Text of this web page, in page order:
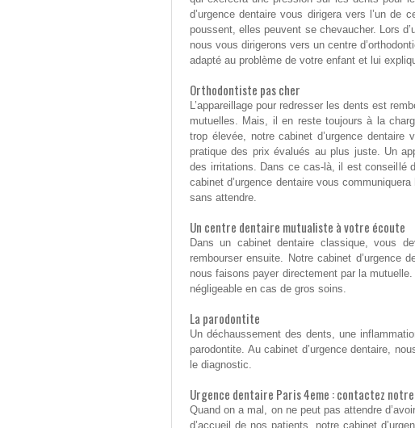
d’urgence dentaire vous dirigera vers l’un de
poussent, elles peuvent se chevaucher. Lors
nous vous dirigerons vers un centre
adapté au problème de votre enfant et lui
Orthodontiste pas cher
L’appareillage pour redresser les dents est
mutuelles. Mais, il en reste toujours à la
trop élevée, notre cabinet d’urgence
pratique des prix évalués au plus juste. Un
des irritations. Dans ce cas-là, il est conseillé
cabinet d’urgence dentaire vous
sans attendre.
Un centre dentaire mutualiste à votre écoute
Dans un cabinet dentaire classique, vous
rembourser ensuite. Notre cabinet d’urgence
nous faisons payer directement par la
négligeable en cas de gros soins.
La parodontite
Un déchaussement des dents, une
parodontite. Au cabinet d’urgence dentaire,
le diagnostic.
Urgence dentaire Paris 4eme : contactez
Quand on a mal, on ne peut pas attendre
d’accueil de nos patients, notre cabinet